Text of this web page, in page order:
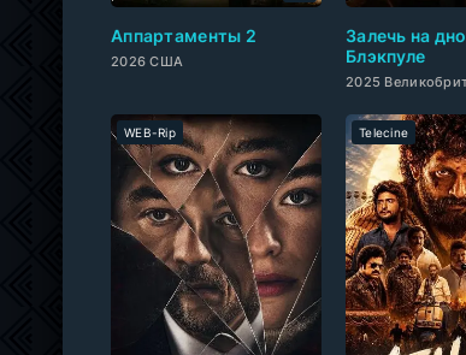
Аппартаменты 2
2026 США
Залечь на
Блэкпуле
2025
WEB-Rip Telecine